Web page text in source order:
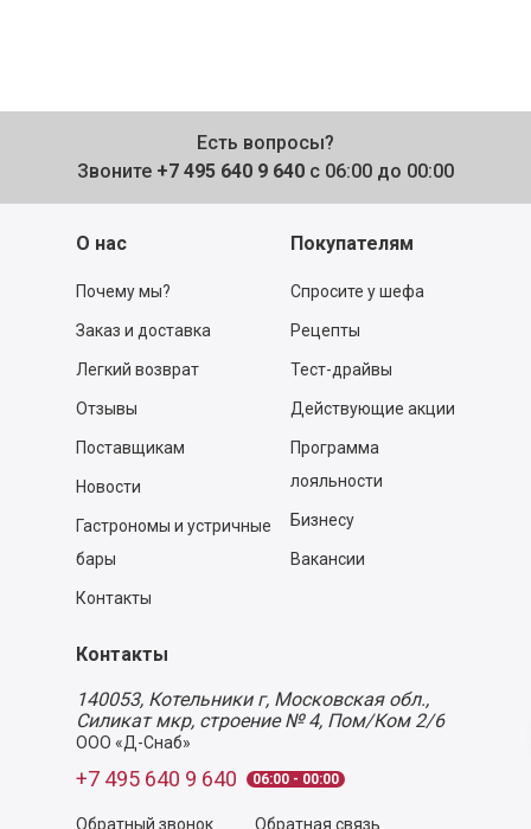
Есть вопросы?
Звоните +7 495 640 9 640 с 06:00 до 00:00
О нас
Почему мы?
Заказ и доставка
Легкий возврат
Отзывы
Поставщикам
Новости
Гастрономы и устричные
бары
Контакты
Покупателям
Спросите у шефа
Рецепты
Тест-драйвы
Действующие акции
Программа
лояльности
Бизнесу
Вакансии
Контакты
140053, Котельники г, Московская обл.,
Силикат мкр, строение № 4, Пом/Ком 2/6
ООО «Д-Снаб»
+7 495 640 9 640 06:00 - 00:00
Обратный звонок Обратная связь